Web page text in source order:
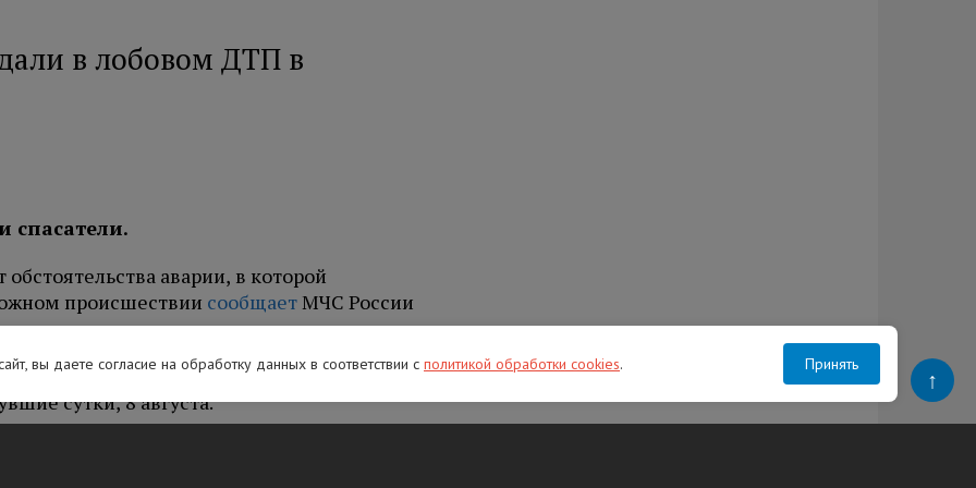
в лобовом ДТП в
спасатели.
аварии, в которой
происшествии сообщаетМЧС России
ДТП между двумя отечественными авто
сутки, 8 августа.
вы даете согласие на обработку данных в соответствии с политикой обработки cookies. Принять
↑